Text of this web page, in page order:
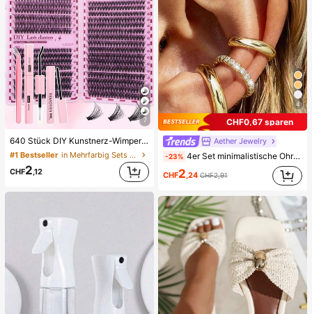
7
640 Stück DIY Kunstnerz-Wimpernbüschel, D-Curl, voluminös und flauschig, 8-16mm gemischte Länge, geeignet für alle Make-up-Looks. Kleber, Entferner, Pinzette je nach Bedarf erhältlich. Leicht, wiederverwendbar und kosteneffizient, geeignet für Anfänger, anwendbar für verschiedene Anlässe, schön
#1 Bestseller
in Mehrfarbig Sets mit falschen Wimpern und Kleber
CHF2 ,12
4
CHF0,67 sparen
Aether Jewelry
-23% 4er Set minimalistische Ohrklemmen mit kubischem Zirkonia - Stapelbar, keine Piercing erforderlich, geeignet für den täglichen Büroalltag (4er Set, nicht 4 Paar), Geschenk für sie
CHF2,24 CHF2,91